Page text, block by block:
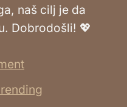
naš cilj je da
Dobrodošli! 💖